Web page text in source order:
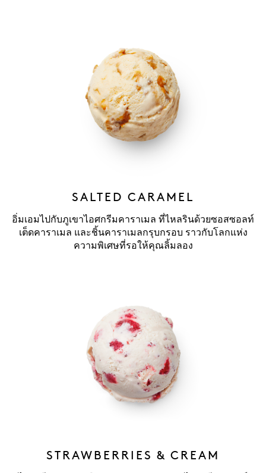
SALTED CARAMEL
อิ่มเอมไปกับภูเขาไอศกรีมคาราเมล ที่ไหลรินด้วยซอสซอลท์
เต็ดคาราเมล และชิ้นคาราเมลกรุบกรอบ ราวกับโลกแห่ง
ความพิเศษที่รอให้คุณลิ้มลอง
STRAWBERRIES & CREAM